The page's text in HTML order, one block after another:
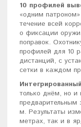
10 профилей
«одним
течение всей
о фиксации
поправок.
профилей для 10
дистанций, с
сетки в каждом
только днём, но и
предварительным
м. Результаты
метрах, так и в